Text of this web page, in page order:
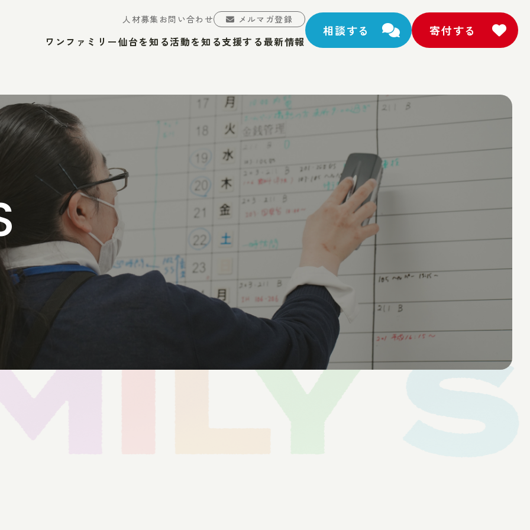
人材募集 お問い合わせ メルマガ登録
ワンファミリー仙台を知る活動を知る支援する最新情報
相談する 寄付する